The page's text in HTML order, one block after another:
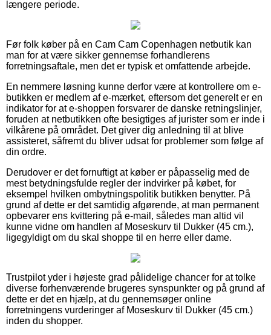
længere periode.
Før folk køber på en Cam Cam Copenhagen netbutik kan
man for at være sikker gennemse forhandlerens
forretningsaftale, men det er typisk et omfattende arbejde.
En nemmere løsning kunne derfor være at kontrollere om e-
butikken er medlem af e-mærket, eftersom det generelt er en
indikator for at e-shoppen forsvarer de danske retningslinjer,
foruden at netbutikken ofte besigtiges af jurister som er inde i
vilkårene på området. Det giver dig anledning til at blive
assisteret, såfremt du bliver udsat for problemer som følge af
din ordre.
Derudover er det fornuftigt at køber er påpasselig med de
mest betydningsfulde regler der indvirker på købet, for
eksempel hvilken ombytningspolitik butikken benytter. På
grund af dette er det samtidig afgørende, at man permanent
opbevarer ens kvittering på e-mail, således man altid vil
kunne vidne om handlen af Moseskurv til Dukker (45 cm.),
ligegyldigt om du skal shoppe til en herre eller dame.
Trustpilot yder i højeste grad pålidelige chancer for at tolke
diverse forhenværende brugeres synspunkter og på grund af
dette er det en hjælp, at du gennemsøger online
forretningens vurderinger af Moseskurv til Dukker (45 cm.)
inden du shopper.